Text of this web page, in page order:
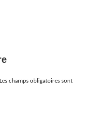
Les champs obligatoires sont